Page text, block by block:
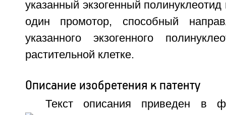
указанный экзогенный
один промотор, способный
указанного экзогенного
растительной клетке.
Описание изобретения к патенту
Текст описания приведен в